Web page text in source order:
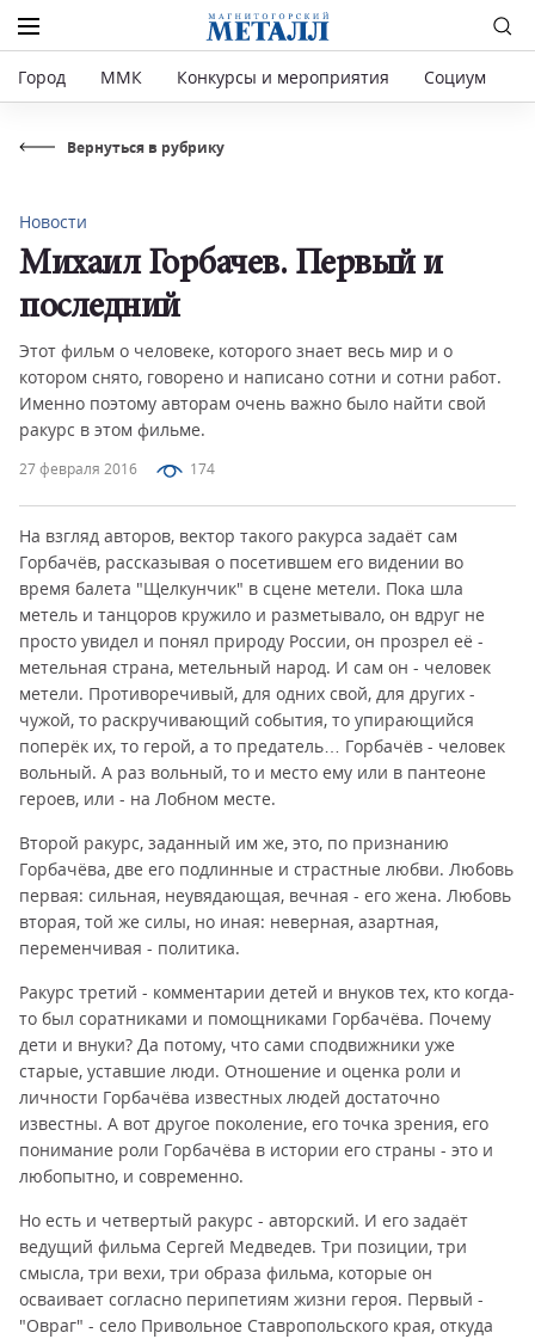
Город ММК Конкурсы и мероприятия Социум
Вернуться в рубрику
27 февраля 2016 174
Новости
Михаил Горбачев. Первый и
последний
Этот фильм о человеке, которого знает весь мир и о
котором снято, говорено и написано сотни и сотни работ.
Именно поэтому авторам очень важно было найти свой
ракурс в этом фильме.
На взгляд авторов, вектор такого ракурса задаёт сам
Горбачёв, рассказывая о посетившем его видении во
время балета "Щелкунчик" в сцене метели. Пока шла
метель и танцоров кружило и разметывало, он вдруг не
просто увидел и понял природу России, он прозрел её -
метельная страна, метельный народ. И сам он - человек
метели. Противоречивый, для одних свой, для других -
чужой, то раскручивающий события, то упирающийся
поперёк их, то герой, а то предатель… Горбачёв - человек
вольный. А раз вольный, то и место ему или в пантеоне
героев, или - на Лобном месте.
Второй ракурс, заданный им же, это, по признанию
Горбачёва, две его подлинные и страстные любви. Любовь
первая: сильная, неувядающая, вечная - его жена. Любовь
вторая, той же силы, но иная: неверная, азартная,
переменчивая - политика.
Ракурс третий - комментарии детей и внуков тех, кто когда-
то был соратниками и помощниками Горбачёва. Почему
дети и внуки? Да потому, что сами сподвижники уже
старые, уставшие люди. Отношение и оценка роли и
личности Горбачёва известных людей достаточно
известны. А вот другое поколение, его точка зрения, его
понимание роли Горбачёва в истории его страны - это и
любопытно, и современно.
Но есть и четвертый ракурс - авторский. И его задаёт
ведущий фильма Сергей Медведев. Три позиции, три
смысла, три вехи, три образа фильма, которые он
осваивает согласно перипетиям жизни героя. Первый -
"Овраг" - село Привольное Ставропольского края, откуда